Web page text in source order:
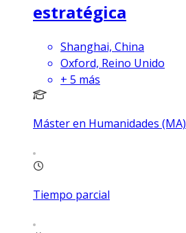
estratégica
Shanghai, China
Oxford, Reino Unido
+ 5 más
Máster en Humanidades (MA)
Tiempo parcial